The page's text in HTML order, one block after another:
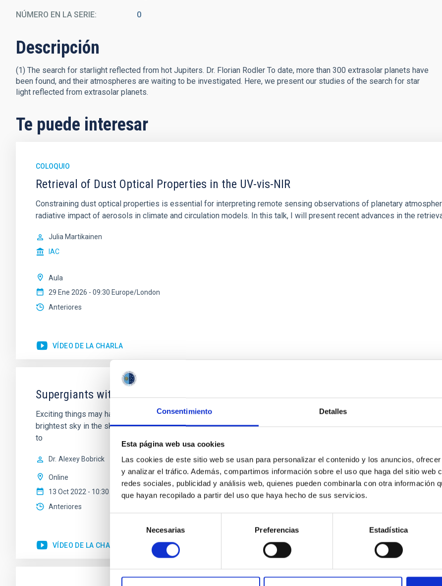
Consentimiento Detalles
Esta página web usa cookies
Las cookies de este sitio web se usan para personalizar el contenido y los anuncios,
y analizar el tráfico. Además, compartimos información sobre el uso que haga del sitio web
redes sociales, publicidad y análisis web, quienes pueden combinarla con otra información
que hayan recopilado a partir del uso que haya hecho de sus servicios.
consentimiento
Necesarias Preferencias Estadística
NÚMERO EN LA SERIE 0
Descripción
(1) The search for starlight reflected from hot Jupiters. Dr. Florian Rodler To date, more than 300 extrasolar planets have
been found, and their atmospheres are waiting to be investigated. Here, we present our studies of the search for star
light reflected from extrasolar planets.
Te puede interesar
COLOQUIO
Retrieval of Dust Optical Properties in the UV-vis-NIR
Constraining dust optical properties is essential for interpreting remote sensing observations of planetary
radiative impact of aerosols in climate and circulation models. In this talk, I will present recent advances in the
Julia Martikainen
IAC
Aula
29 Ene 2026 - 09:30 Europe/London
Anteriores
VÍDEO DE LA CHARLA
Supergiants with an Interesting Past
Exciting things may have happened sometimes to the stars we see in the sky today. For example, Betelgeuse, also
brightest sky in the sky (usually), may well have been a binary star in the past. Its rapid rotation, peculiarly large
to
Dr. Alexey Bobrick
Online
13 Oct 2022 - 10:30 Europe/London
Anteriores
VÍDEO DE LA CHARLA